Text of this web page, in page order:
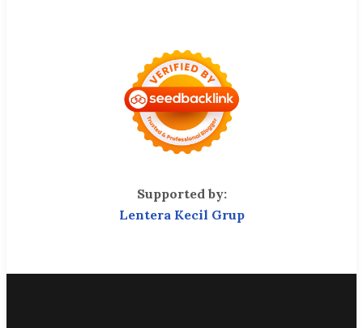
Supported by:
Lentera Kecil Grup